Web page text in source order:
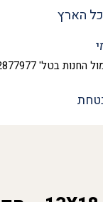
הארץ
בטל' 050-2877977